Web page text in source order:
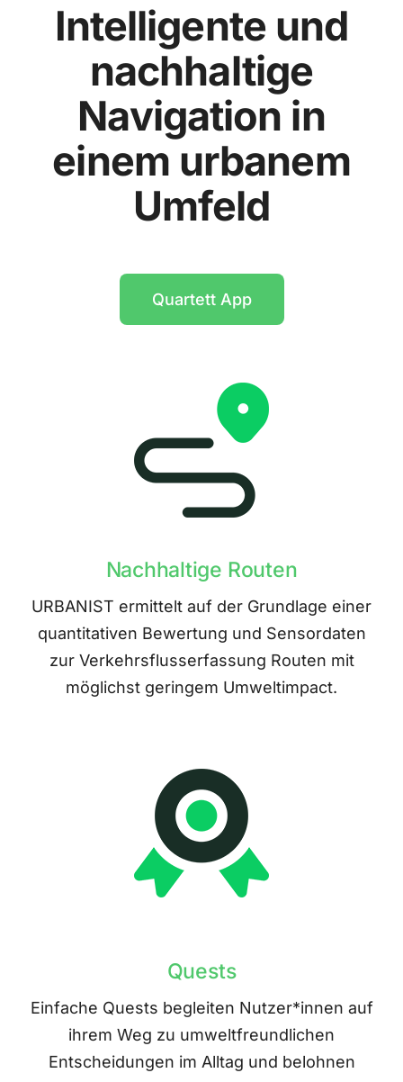
Intelligente und
nachhaltige
Navigation in
einem urbanem
Umfeld
Quartett App
Nachhaltige Routen
URBANIST ermittelt auf der Grundlage einer
quantitativen Bewertung und Sensordaten
zur Verkehrsflusserfassung Routen mit
möglichst geringem Umweltimpact.
Quests
Einfache Quests begleiten Nutzer*innen auf
ihrem Weg zu umweltfreundlichen
Entscheidungen im Alltag und belohnen